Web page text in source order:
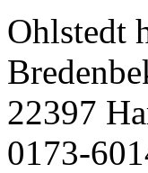
Ohlstedt
22397
0173-